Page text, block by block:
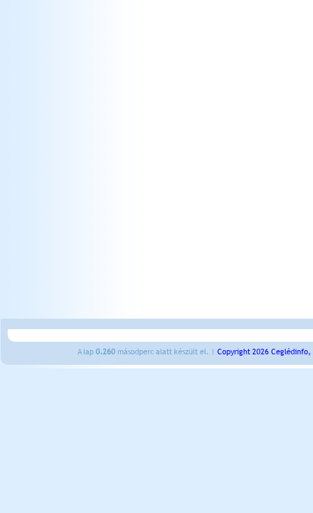
A lap 0.260 másodperc alatt készült el. | Copyright 2026